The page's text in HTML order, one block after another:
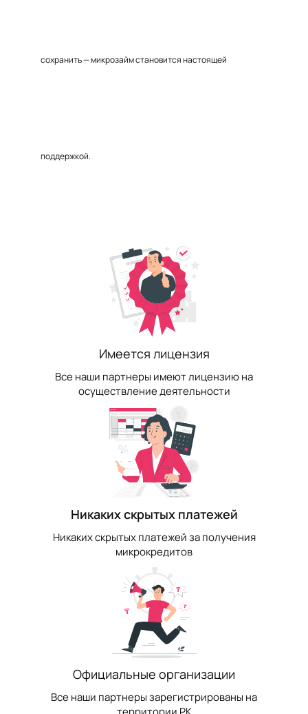
сохранить — микрозайм становится настоящей
поддержкой.
Имеется лицензия
Все наши партнеры имеют лицензию на
осуществление деятельности
Никаких скрытых платежей
Никаких скрытых платежей за получения
микрокредитов
Официальные организации
Все наши партнеры зарегистрированы на